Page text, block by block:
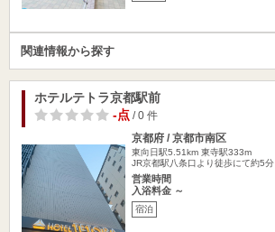
関連情報から探す
ホテルテトラ京都駅前
-点/ 0 件
京都府 / 京都市南区
東向日駅5.51km 東寺駅333m
JR京都駅八条口より徒歩にて約5分
営業時間
入浴料金 ～
宿泊